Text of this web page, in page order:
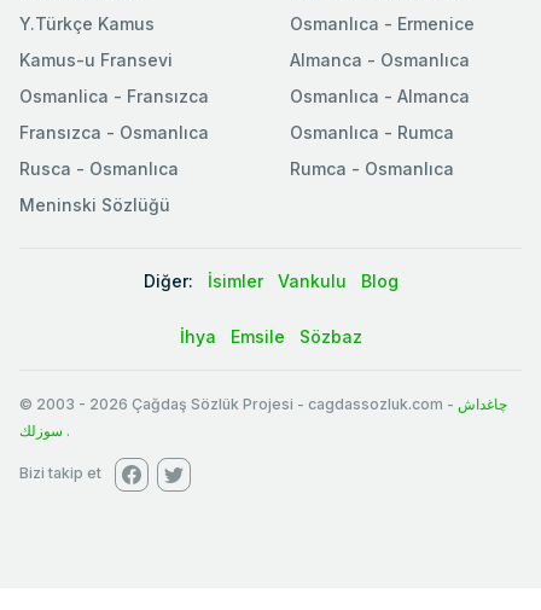
Y.Türkçe Kamus
Osmanlıca - Ermenice
Kamus-u Fransevi
Osmanlica - Fransızca
Fransızca - Osmanlıca
Rusca - Osmanlıca
Meninski Sözlüğü
Almanca - Osmanlıca
Osmanlıca - Almanca
Osmanlıca - Rumca
Rumca - Osmanlıca
Diğer: İsimler Vankulu Blog
İhya Emsile Sözbaz
© 2003 - 2026 Çağdaş Sözlük Projesi - cagdassozluk.com - چاغداش
سوزلك .
Bizi takip et